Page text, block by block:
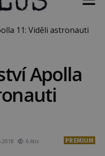
11: Viděli astronauti
Apolla
6.6tis PREMIUM